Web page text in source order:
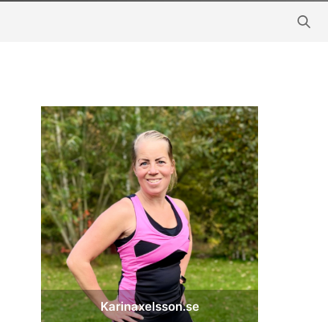
Karinaxelsson.se